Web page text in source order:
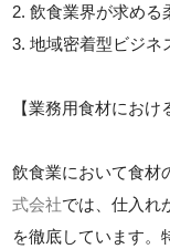
2. 飲食業界が求める
3. 地域密着型ビジネ
【業務用食材におけ
飲食業において食材
式会社では、仕入れ
を徹底しています。